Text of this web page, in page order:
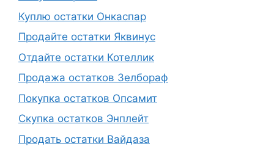
Куплю остатки Онкаспар
Продайте остатки Яквинус
Отдайте остатки Котеллик
Продажа остатков Зелбораф
Покупка остатков Опсамит
Скупка остатков Энплейт
Продать остатки Вайдаза